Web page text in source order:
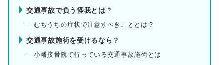
交通事故で負う怪我とは？
むちうちの症状で注意すべきこととは？
交通事故施術を受けるなら？
小幡接骨院で行っている交通事故施術とは